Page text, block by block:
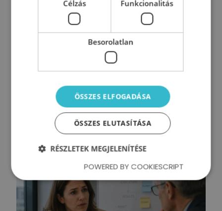
Mit tehetsz középvezetőként, ha a
csapatod akadályozza a
végrehajtást?
Tovább olvasom
Célzás Funkcionalitás
Besorolatlan
ÖSSZES ELFOGADÁSA
ÖSSZES ELUTASÍTÁSA
RÉSZLETEK MEGJELENÍTÉSE
POWERED BY COOKIESCRIPT